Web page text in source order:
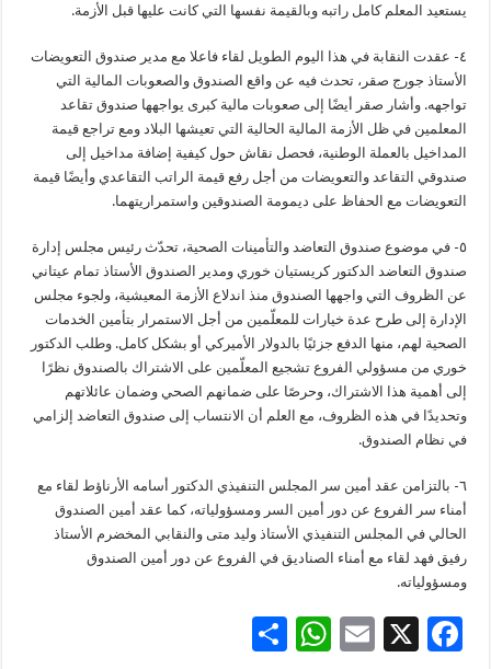
يستعيد المعلم كامل راتبه وبالقيمة نفسها التي كانت عليها قبل الأزمة.
٤- عقدت النقابة في هذا اليوم الطويل لقاء فاعلا مع مدير صندوق التعويضات
الأستاذ جورج صقر، تحدث فيه عن واقع الصندوق والصعوبات المالية التي
تواجهه. وأشار صقر أيضًا إلى صعوبات مالية كبرى يواجهها صندوق تقاعد
المعلمين في ظل الأزمة المالية الحالية التي تعيشها البلاد ومع تراجع قيمة
المداخيل بالعملة الوطنية، فحصل نقاش حول كيفية إضافة مداخيل إلى
صندوقي التقاعد والتعويضات من أجل رفع قيمة الراتب التقاعدي وأيضًا قيمة
التعويضات مع الحفاظ على ديمومة الصندوقين واستمراريتهما.
٥- في موضوع صندوق التعاضد والتأمينات الصحية، تحدّث رئيس مجلس إدارة
صندوق التعاضد الدكتور كريستيان خوري ومدير الصندوق الأستاذ تمام عيتاني
عن الظروف التي واجهها الصندوق منذ اندلاع الأزمة المعيشية، ولجوء مجلس
الإدارة إلى طرح عدة خيارات للمعلّمين من أجل الاستمرار بتأمين الخدمات
الصحية لهم، منها الدفع جزئيًا بالدولار الأميركي أو بشكل كامل. وطلب الدكتور
خوري من مسؤولي الفروع تشجيع المعلّمين على الاشتراك بالصندوق نظرًا
إلى أهمية هذا الاشتراك، وحرصًا على ضمانهم الصحي وضمان عائلاتهم
وتحديدًا في هذه الظروف، مع العلم أن الانتساب إلى صندوق التعاضد إلزامي
في نظام الصندوق.
٦- بالتزامن عقد أمين سر المجلس التنفيذي الدكتور أسامه الأرناؤط لقاء مع
أمناء سر الفروع عن دور أمين السر ومسؤولياته، كما عقد أمين الصندوق
الحالي في المجلس التنفيذي الأستاذ وليد متى والنقابي المخضرم الأستاذ
رفيق فهد لقاء مع أمناء الصناديق في الفروع عن دور أمين الصندوق
ومسؤولياته.
F
X
E
W